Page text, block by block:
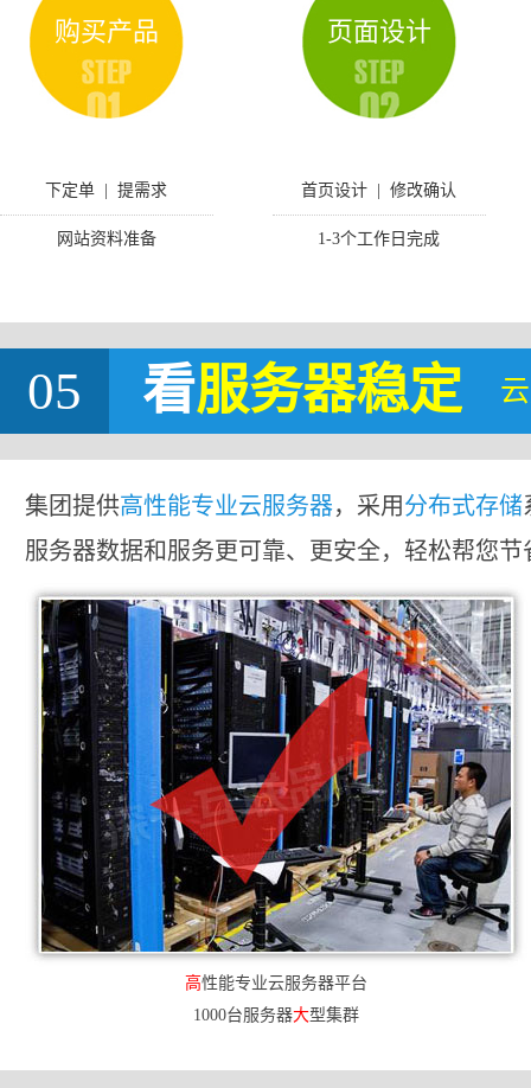
购买产品
下定单 | 提需求
网站资料准备
页面设计
首页设计 | 修改确认
1-3个工作日完成
05 看服务器稳定
集团提供高性能专业云服务器，采用分布式存储
服务器数据和服务更可靠、更安全，轻松帮您节
高性能专业云服务器平台
1000台服务器大型集群